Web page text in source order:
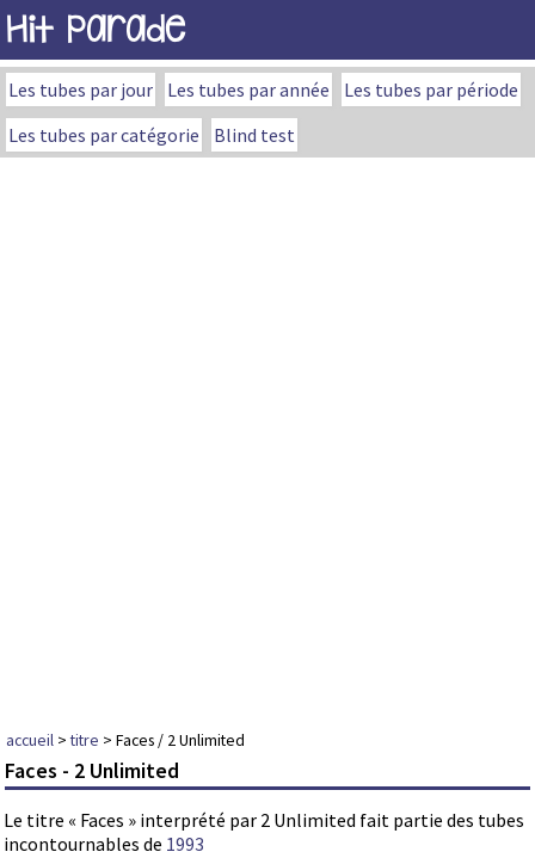
Hit Parade
Les tubes par jour Les tubes par année
Les tubes par période
Les tubes par catégorie
Blind test
accueil >titre > Faces / 2 Unlimited
Faces - 2 Unlimited
Le titre « Faces » interprété par 2 Unlimited fait partie des tubes
incontournables de 1993